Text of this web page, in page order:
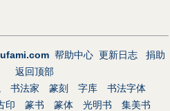
帮助中心 更新日志
捐助
返回顶部
书法家 篆刻 字库
书法字体
印 篆书 篆体 光明书
集美书